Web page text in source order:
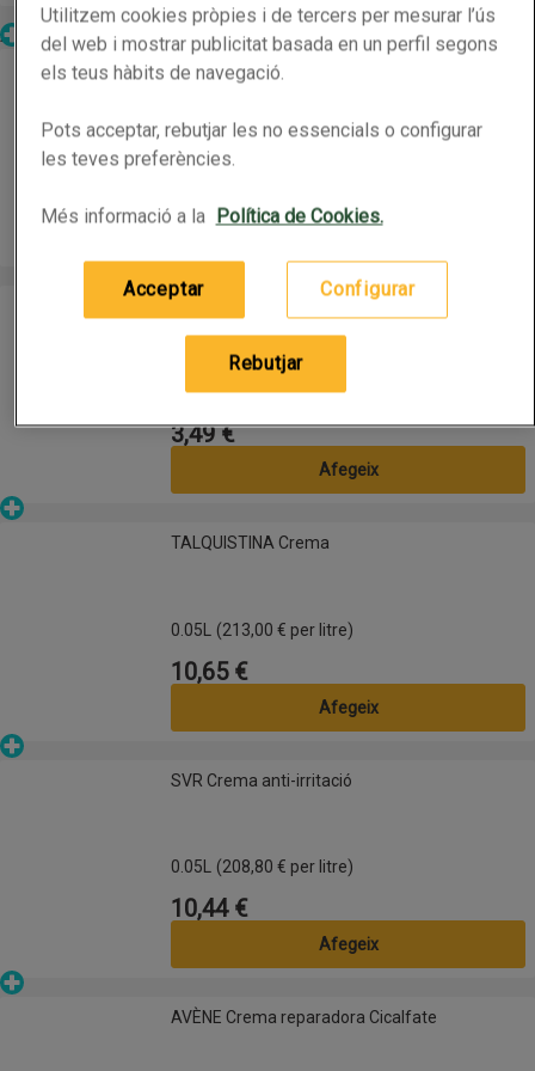
Altres
TALQUISTINA Talc pell irritada
Parafarmàcia
TALQUISTINA Talc pell irritada
0.05kg (185,00 € per quilo)
EUDERMIN Desodorant de peus en talcEUDERMIN Desodorant de peus en talc
150g (23,27 € per quilo)
Preu
3,49 €
Afegeix
Parafarmàcia
TALQUISTINA Crema
0.05L (213,00 € per litre)
Preu
10,65 €
Afegeix
SVR Crema anti-irritació
Parafarmàcia
SVR Crema anti-irritació
0.05L (208,80 € per litre)
Preu
10,44 €
Afegeix
AVÈNE Crema reparadora Cicalfate
Parafarmàcia
AVÈNE Crema reparadora Cicalfate
Utilitzem cookies pròpies i de tercers per mesurar l’ús
del web i mostrar publicitat basada en un perfil segons
els teus hàbits de navegació.
Pots acceptar, rebutjar les no essencials o configurar
les teves preferències.
Més informació a la Política de Cookies.
Configurar
Rebutjar
Acceptar